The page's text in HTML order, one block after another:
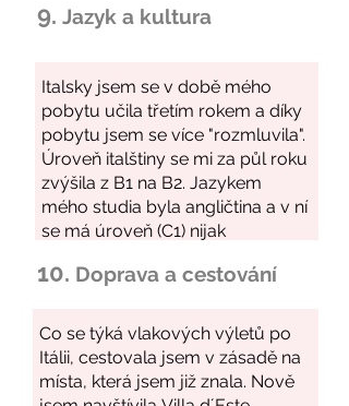
9. Jazyk a kultura
10. Doprava a cestování